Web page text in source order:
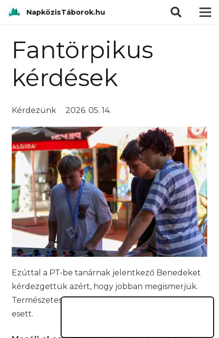
NapközisTáborok.hu
Fantörpikus
kérdések
Kérdezünk 2026. 05. 14.
Ezúttal a PT-be tanárnak jelentkező Benedeket
kérdezgettük azért, hogy jobban megismerjük.
Természetesen aPEOPLE TEAMtáboráról is szó
esett.